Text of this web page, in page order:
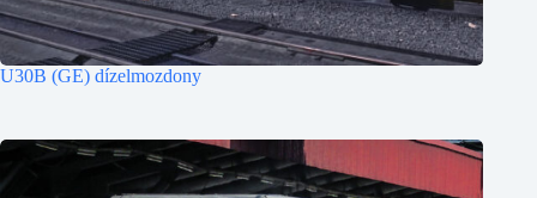
U30B (GE) dízelmozdony